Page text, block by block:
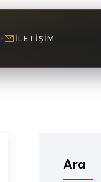
İLETIŞIM
Ara